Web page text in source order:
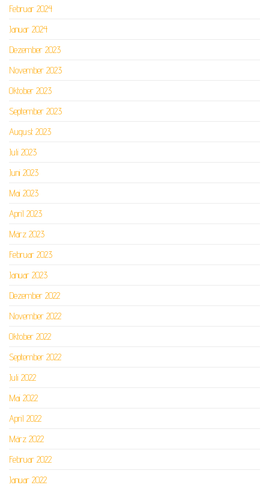
Februar 2024
Januar 2024
Dezember 2023
November 2023
Oktober 2023
September 2023
August 2023
Juli 2023
Juni 2023
Mai 2023
April 2023
März 2023
Februar 2023
Januar 2023
Dezember 2022
November 2022
Oktober 2022
September 2022
Juli 2022
Mai 2022
April 2022
März 2022
Februar 2022
Januar 2022